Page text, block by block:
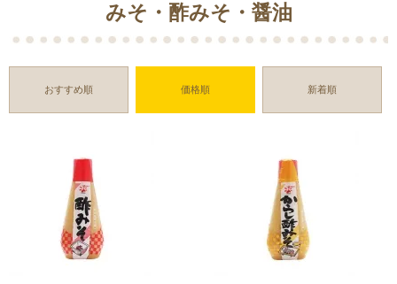
みそ・酢みそ・醤油
おすすめ順 価格順 新着順